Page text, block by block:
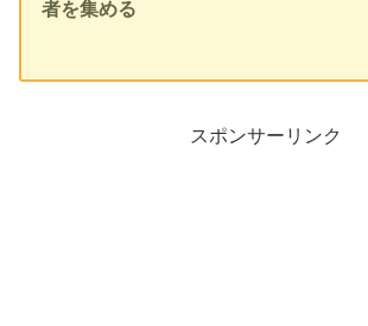
者を集める
スポンサーリンク